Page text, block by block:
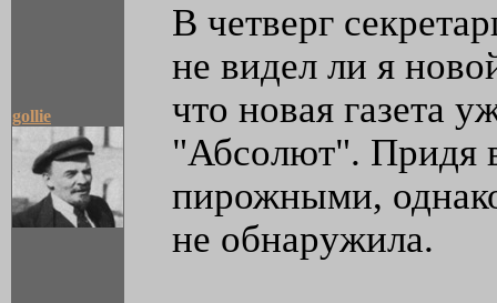
gollie
В четверг
не видел ли я
что новая газета
"Абсолют". Придя
пирожными,
не обнаружила.